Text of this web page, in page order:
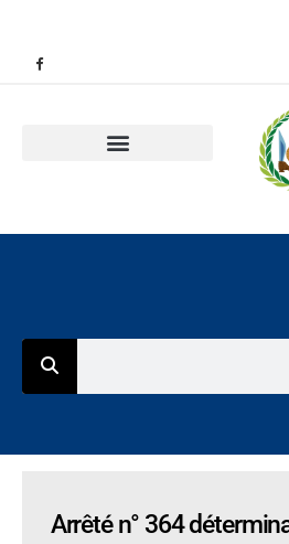
Arrêté n° 364